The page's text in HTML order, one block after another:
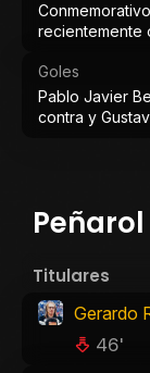
recientemente
Goles
Pablo Javier
contra y
Peñarol
Titulares
Gerardo
46'